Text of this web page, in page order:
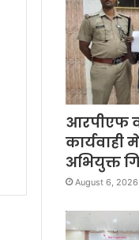
आरपीएफ
अभियुक्त
August 6, 2026